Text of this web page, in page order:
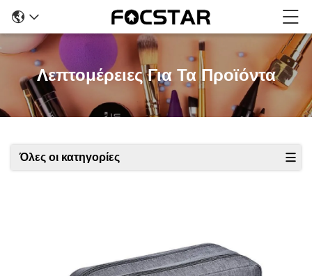
Λεπτομέρειες Για Τα Προϊόντα
Όλες οι κατηγορίες